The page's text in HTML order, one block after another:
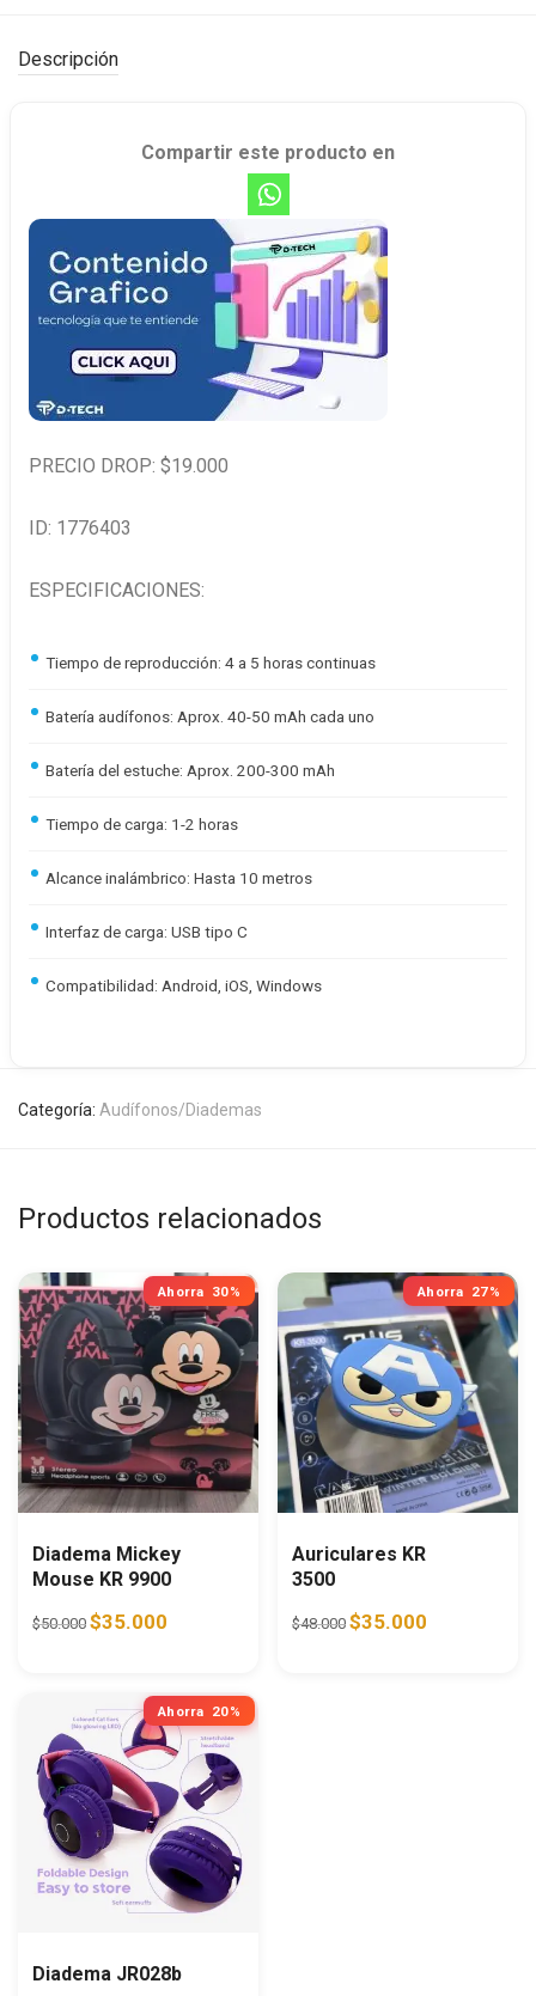
Descripción
Compartir este producto en
PRECIO DROP: $19.000
ID: 1776403
ESPECIFICACIONES:
Tiempo de reproducción: 4 a 5 horas continuas
Batería audífonos: Aprox. 40-50 mAh cada uno
Batería del estuche: Aprox. 200-300 mAh
Tiempo de carga: 1-2 horas
Alcance inalámbrico: Hasta 10 metros
Interfaz de carga: USB tipo C
Compatibilidad: Android, iOS, Windows
Categoría: Audífonos/Diademas
Productos relacionados
Ahorra 30%
Diadema Mickey
Mouse KR 9900
$50.000 Original price was: $50.000.
$35.000 Current price is: $35.000.
Ahorra 27%
Auriculares KR
3500
$48.000 Original price was:
$35.000
Ahorra 20%
Diadema JR028b